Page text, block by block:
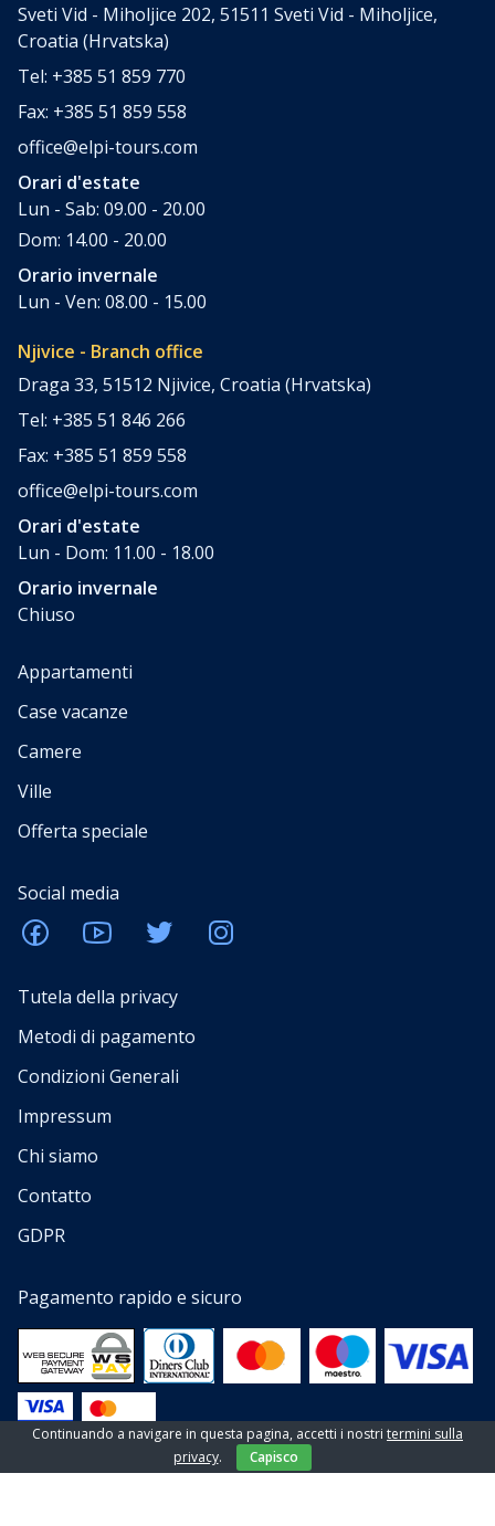
Sveti Vid - Miholjice 202, 51511 Sveti Vid - Miholjice,
Croatia (Hrvatska)
Tel: +385 51 859 770
Fax: +385 51 859 558
office@elpi-tours.com
Orari d'estate
Lun - Sab: 09.00 - 20.00
Dom: 14.00 - 20.00
Orario invernale
Lun - Ven: 08.00 - 15.00
Njivice - Branch office
Draga 33, 51512 Njivice, Croatia (Hrvatska)
Tel: +385 51 846 266
Fax: +385 51 859 558
office@elpi-tours.com
Orari d'estate
Lun - Dom: 11.00 - 18.00
Orario invernale
Chiuso
Appartamenti
Case vacanze
Camere
Ville
Offerta speciale
Social media
Tutela della privacy
Metodi di pagamento
Condizioni Generali
Impressum
Chi siamo
Contatto
GDPR
Pagamento rapido e sicuro
© 2013 — 2023 Tutti i diritti riservati a EL-PI SHOP d.o.o
Continuando a navigare in questa pagina, accetti i nostri termini sulla
privacy. Capisco